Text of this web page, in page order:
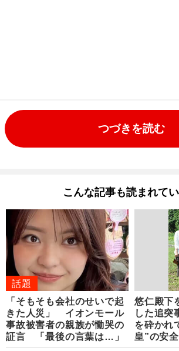
つづきを読む
こんな記事も読まれて
話題
「そもそも会社のせいで起
きた人災」 イオンモール
事故被害者の親族が慟哭の
証言 「最後の言葉は…」
悠仁殿下
した追
を砕かれ
皇”の安全